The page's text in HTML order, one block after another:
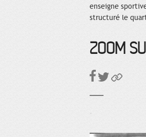
enseigne
structuré le
ZOOM
.